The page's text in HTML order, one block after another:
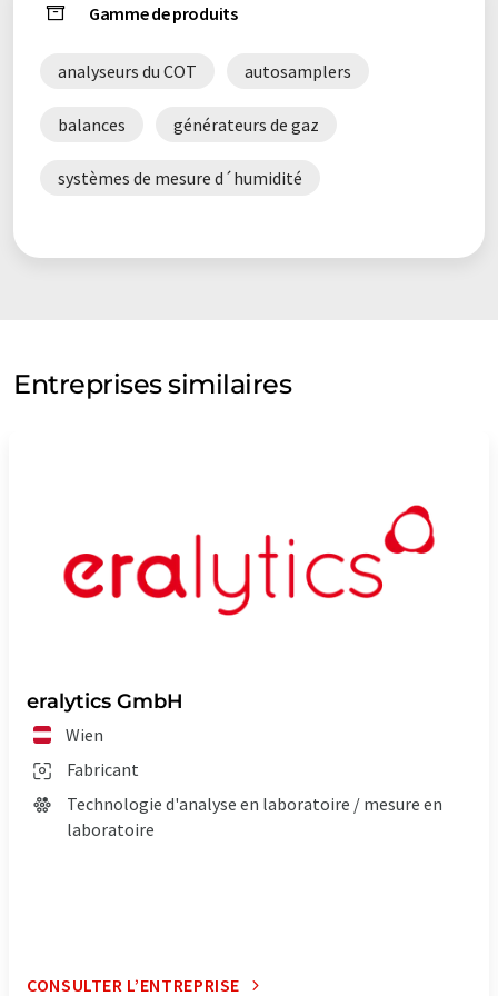
Gamme de produits
analyseurs du COT autosamplers
balances générateurs de gaz
systèmes de mesure d´humidité
Entreprises similaires
eralytics GmbH
Wien
Fabricant
Technologie d'analyse en laboratoire / mesure en
laboratoire
CONSULTER L’ENTREPRISE